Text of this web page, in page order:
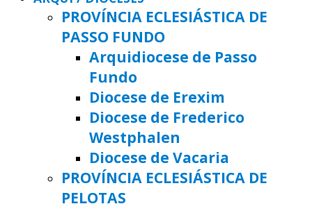
PROVÍNCIA ECLESIÁSTICA DE
PASSO FUNDO
Arquidiocese de Passo
Fundo
Diocese de Erexim
Diocese de Frederico
Westphalen
Diocese de Vacaria
PROVÍNCIA ECLESIÁSTICA DE
PELOTAS